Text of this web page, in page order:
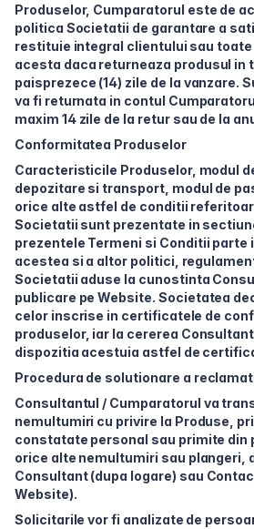
Produselor, Cumparatorul este de
politica Societatii de garantare a
restituie integral clientului sau
acesta daca returneaza produsul in
paisprezece (14) zile de la vanzare.
va fi returnata in contul
maxim 14 zile de la retur sau de la
Conformitatea Produselor
Caracteristicile Produselor, modul
depozitare si transport, modul de
orice alte astfel de conditii
Societatii sunt prezentate in
prezentele Termeni si Conditii parte
acestea si a altor politici,
Societatii aduse la cunostinta
publicare pe Website. Societatea
celor inscrise in certificatele de
produselor, iar la cererea
dispozitia acestuia astfel de
Procedura de solutionare a
Consultantul / Cumparatorul va
nemultumiri cu privire la Produse,
constatate personal sau primite din
orice alte nemultumiri sau plangeri,
Consultant (dupa logare) sau
Website).
Solicitarile vor fi analizate de